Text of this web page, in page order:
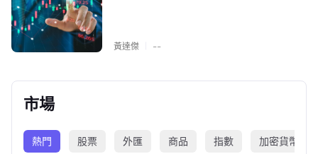
黃達傑 --
市場
熱門 股票 外匯 商品 指數 加密貨幣